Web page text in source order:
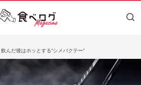
んだ後はホッとする“シメバクテー”